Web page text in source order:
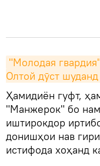
"Молодая
Олтой дӯст шуданд
Ҳамидиён гуфт,
"Манжерок" бо
иштирокдор
донишҳои нав
истифода хоҳанд